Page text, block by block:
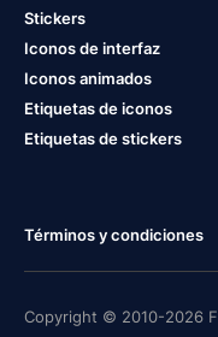
Stickers
Iconos de interfaz
Iconos animados
Etiquetas de iconos
Etiquetas de stickers
Términos y condiciones
Copyright © 2010-2026